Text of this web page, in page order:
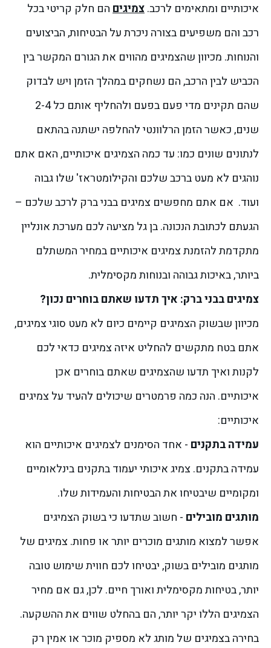
איכותיים ומתאימים לרכב.צמיגיםהם חלק קריטי בכל
רכב והם משפיעים בצורה ניכרת על הבטיחות, הביצועים
והנוחות. מכיוון שהצמיגים מהווים את הגורם המקשר בין
הכביש לבין הרכב, הם נשחקים במהלך הזמן ויש לבדוק
שהם תקינים מדי פעם בפעם ולהחליף אותם כל 2-4
שנים, כאשר הזמן הרלוונטי להחלפה ישתנה בהתאם
לנתונים שונים כמו: עד כמה הצמיגים איכותיים, האם אתם
נוהגים לא מעט ברכב שלכם והקילומטראז' שלו גבוה
ועוד. אם אתם מחפשים צמיגים בבני ברק לרכב שלכם –
הגעתם לכתובת הנכונה. בן גל מציעה לכם מערכת אונליין
מתקדמת להזמנת צמיגים איכותיים במחיר המשתלם
ביותר, באיכות גבוהה ובנוחות מקסימלית.
צמיגים בבני ברק: איך תדעו שאתם בוחרים נכון?
מכיוון שבשוק הצמיגים קיימים כיום לא מעט סוגי צמיגים,
אתם בטח מתקשים להחליט איזה צמיגים כדאי לכם
לקנות ואיך תדעו שהצמיגים שאתם בוחרים אכן
איכותיים. הנה כמה פרמטרים שיכולים להעיד על צמיגים
איכותיים:
עמידה בתקנים - אחד הסימנים לצמיגים איכותיים הוא
עמידה בתקנים. צמיג איכותי יעמוד בתקנים בינלאומיים
ומקומיים שיבטיחו את הבטיחות והעמידות שלו.
מותגים מובילים - חשוב שתדעו כי בשוק הצמיגים
אפשר למצוא מותגים מוכרים יותר או פחות. צמיגים של
מותגים מובילים בשוק, יבטיחו לכם חווית שימוש טובה
יותר, בטיחות מקסימלית ואורך חיים. לכן, גם אם מחיר
הצמיגים הללו יקר יותר, הם בהחלט שווים את ההשקעה.
בחירה בצמיגים של מותג לא מספיק מוכר או אמין רק